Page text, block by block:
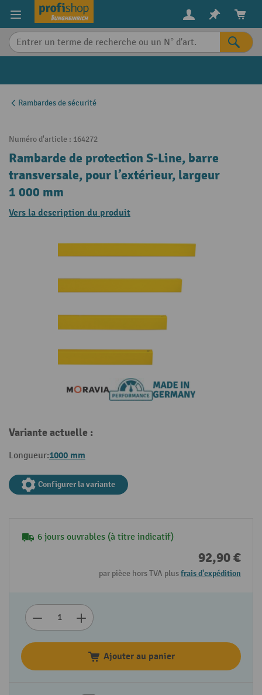
content
Rambardes de sécurité
Numéro d'article : 164272
Rambarde de protection S-Line, barre
transversale, pour l’extérieur, largeur
1 000 mm
Vers la description du produit
Variante actuelle :
Longueur:1000 mm
Configurer la variante
6 jours ouvrables (à titre indicatif)
92,90 €
par pièce hors TVA plusfrais d'expédition
Ajouter au panier